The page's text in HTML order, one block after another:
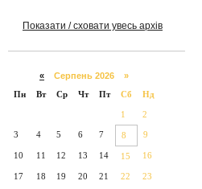
Показати / сховати увесь архів
« Серпень 2026 »
Пн
Вт Ср Чт Пт Сб Нд
1 2
3 4 5 6 7 8 9
10 11 12 13 14 15 16
17 18 19 20 21 22 23